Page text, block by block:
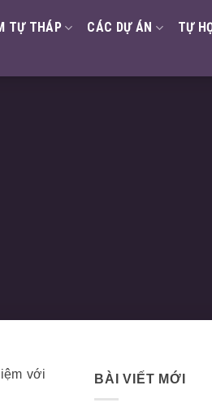
TỰ THÁP CÁC DỰ ÁN TỰ
với
BÀI VIẾT MỚI